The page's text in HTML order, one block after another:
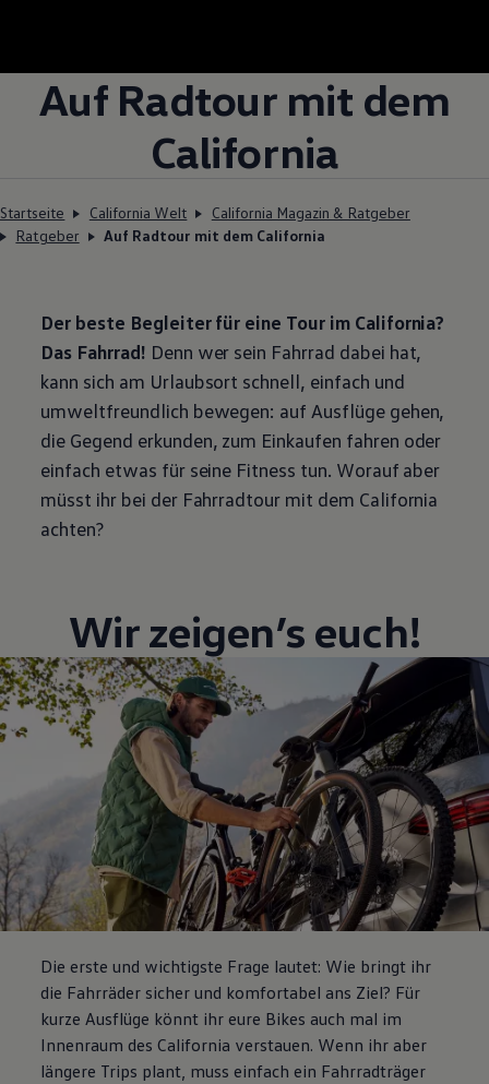
Auf Radtour mit dem
California
Startseite California Welt
California Magazin & Ratgeber
Ratgeber
Auf Radtour mit dem California
Der beste Begleiter für eine Tour im California?
Das Fahrrad! Denn wer sein Fahrrad dabei hat,
kann sich am Urlaubsort schnell, einfach und
umweltfreundlich bewegen: auf Ausflüge gehen,
die Gegend erkunden, zum Einkaufen fahren oder
einfach etwas für seine Fitness tun. Worauf aber
müsst ihr bei der Fahrradtour mit dem California
achten?
Wir zeigen’s euch!
Die erste und wichtigste Frage lautet: Wie bringt ihr
die Fahrräder sicher und komfortabel ans Ziel? Für
kurze Ausflüge könnt ihr eure Bikes auch mal im
Innenraum des California verstauen. Wenn ihr aber
längere Trips plant, muss einfach ein Fahrradträger